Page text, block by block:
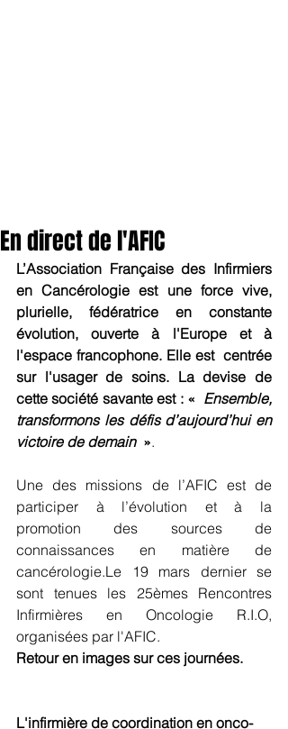
En direct de l'AFIC
L’Association Française des Infirmiers
en Cancérologie est une force vive,
plurielle, fédératrice en constante
évolution, ouverte à l'Europe et à
l'espace francophone. Elle est  centrée
sur l'usager de soins. La devise de
cette société savante est : « Ensemble,
transformons les défis d’aujourd’hui en
victoire de demain ».
Une des missions de l’AFIC est de
participer à l’évolution et à la
promotion des sources de
connaissances en matière de
cancérologie.Le 19 mars dernier se
sont tenues les 25èmes Rencontres
Infirmières en Oncologie R.I.O,
organisées par l'AFIC.
Retour en images sur ces journées.
L'infirmière de coordination en onco-